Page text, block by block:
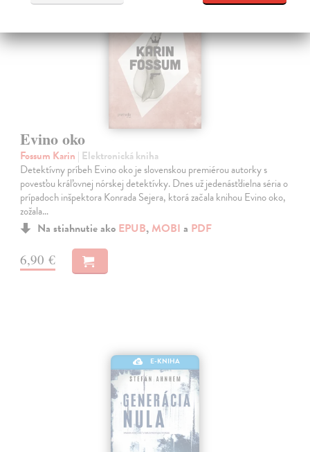
Evino oko
Fossum Karin | Elektronická kniha
Detektívny príbeh Evino oko je slovenskou premiérou autorky s
povesťou kráľovnej nórskej detektívky. Dnes už jedenásťdielna séria o
prípadoch inšpektora Konrada Sejera, ktorá začala knihou Evino oko,
zožala…
Na stiahnutie ako EPUB, MOBI a PDF
6,90 €
E-KNIHA